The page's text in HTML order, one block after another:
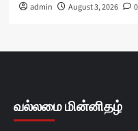
admin August 3, 2026 0
வல்லமை மின்னிதழ்